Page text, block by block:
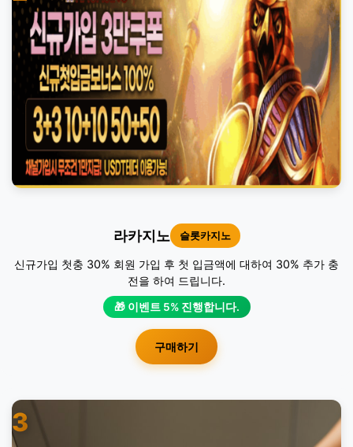
라카지노 슬롯카지노
신규가입 첫충 30% 회원 가입 후 첫 입금액에 대하여 30% 추가 충
전을 하여 드립니다.
🎁 이벤트 5% 진행합니다.
구매하기
3